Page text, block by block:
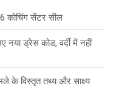
कोचिंग सेंटर सील
नया ड्रेस कोड, वर्दी में नहीं
के विस्तृत तथ्य और साक्ष्य